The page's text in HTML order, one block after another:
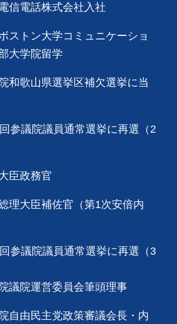
信電話株式会社入社
ストン大学コミュニケーショ
大学院留学
和歌山県選挙区補欠選挙に当
参議院議員通常選挙に再選（2
臣政務官
理大臣補佐官（第1次安倍内
参議院議員通常選挙に再選（3
議院運営委員会筆頭理事
自由民主党政策審議会長・内